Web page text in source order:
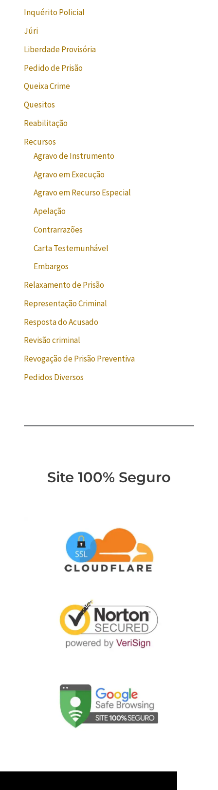
Inquérito Policial
Júri
Liberdade Provisória
Pedido de Prisão
Queixa Crime
Quesitos
Reabilitação
Recursos
Agravo de Instrumento
Agravo em Execução
Agravo em Recurso Especial
Apelação
Contrarrazões
Carta Testemunhável
Embargos
Relaxamento de Prisão
Representação Criminal
Resposta do Acusado
Revisão criminal
Revogação de Prisão Preventiva
Pedidos Diversos
Site 100% Seguro